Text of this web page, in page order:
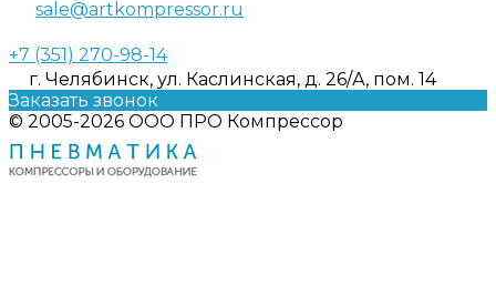
sale@artkompressor.ru
+7 (351) 270-98-14
г. Челябинск, ул. Каслинская, д. 26/А, пом. 14
Заказать звонок
© 2005-2026 ООО ПРО Компрессор